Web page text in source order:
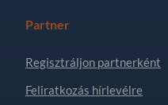
Partner
Regisztráljon partnerként
Feliratkozás hírlevélre